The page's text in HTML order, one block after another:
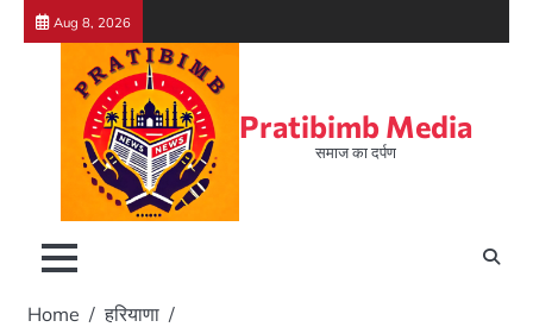
Skip
Aug 8, 2026
Pratibimb Media
समाज का दर्पण
Home
हरियाणा